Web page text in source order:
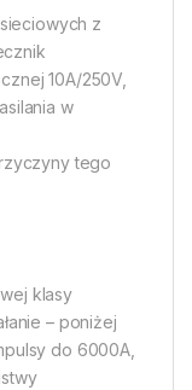
z
10A/250V,
w
tego
klasy
– poniżej
do 6000A,